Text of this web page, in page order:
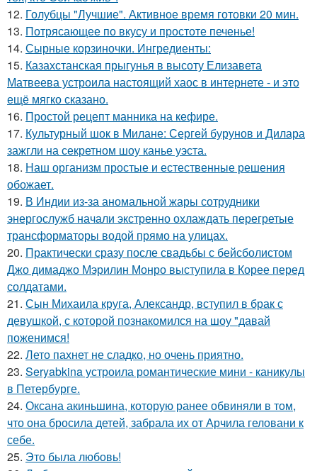
12. Голубцы "Лучшие". Активное время готовки 20 мин.
13. Потрясающее по вкусу и простоте печенье!
14. Сырные корзиночки. Ингредиенты:
15. Казахстанская прыгунья в высоту Елизавета
Матвеева устроила настоящий хаос в интернете - и это
ещё мягко сказано.
16. Простой рецепт манника на кефире.
17. Культурный шок в Милане: Сергей бурунов и Дилара
зажгли на секретном шоу канье уэста.
18. Наш организм простые и естественные решения
обожает.
19. В Индии из-за аномальной жары сотрудники
энергослужб начали экстренно охлаждать перегретые
трансформаторы водой прямо на улицах.
20. Практически сразу после свадьбы с бейсболистом
Джо димаджо Мэрилин Монро выступила в Корее перед
солдатами.
21. Сын Михаила круга, Александр, вступил в брак с
девушкой, с которой познакомился на шоу "давай
поженимся!
22. Лето пахнет не сладко, но очень приятно.
23. Seryabkina устроила романтические мини - каникулы
в Петербурге.
24. Оксана акиньшина, которую ранее обвиняли в том,
что она бросила детей, забрала их от Арчила геловани к
себе.
25. Это была любовь!